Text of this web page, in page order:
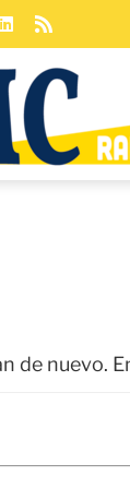
LinkedIn
de nuevo.